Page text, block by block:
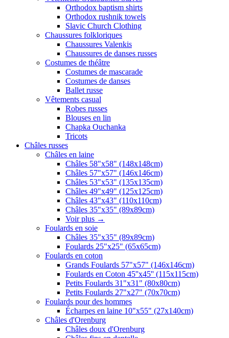
Orthodox baptism shirts
Orthodox rushnik towels
Slavic Church Clothing
Chaussures folkloriques
Chaussures Valenkis
Chaussures de danses russes
Costumes de théâtre
Costumes de mascarade
Costumes de danses
Ballet russe
Vêtements casual
Robes russes
Blouses en lin
Chapka Ouchanka
Tricots
Châles russes
Châles en laine
Châles 58"x58" (148x148cm)
Châles 57"x57" (146x146cm)
Châles 53"x53" (135x135cm)
Châles 49"x49" (125x125cm)
Châles 43"x43" (110x110cm)
Châles 35"x35" (89x89cm)
Voir plus →
Foulards en soie
Châles 35"x35" (89x89cm)
Foulards 25"x25" (65x65cm)
Foulards en coton
Grands Foulards 57"x57" (146x146cm)
Foulards en Coton 45''x45'' (115x115cm)
Petits Foulards 31"x31" (80x80cm)
Petits Foulards 27"x27" (70x70cm)
Foulards pour des hommes
Écharpes en laine 10"x55" (27x140cm)
Châles d'Orenburg
Châles doux d'Orenburg